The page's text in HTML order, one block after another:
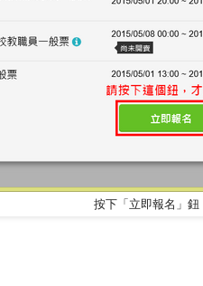
按下「立即報名」鈕